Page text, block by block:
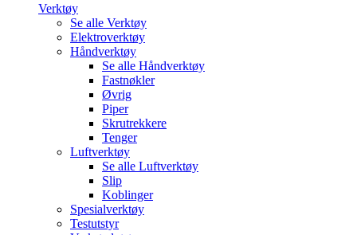
Verktøy
Se alle Verktøy
Elektroverktøy
Håndverktøy
Se alle Håndverktøy
Fastnøkler
Øvrig
Piper
Skrutrekkere
Tenger
Luftverktøy
Se alle Luftverktøy
Slip
Koblinger
Spesialverktøy
Testutstyr